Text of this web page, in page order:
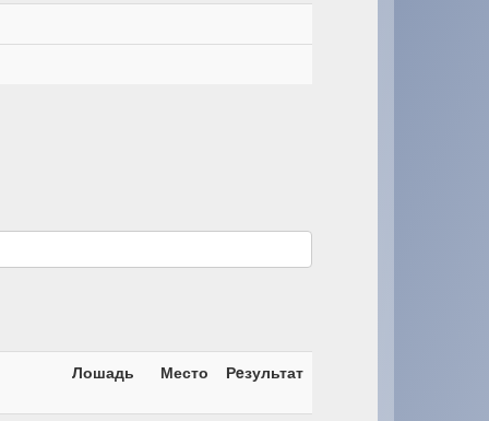
Лошадь Место Рeзультат